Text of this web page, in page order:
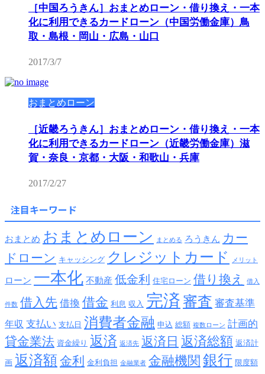
［中国ろうきん］おまとめローン・借り換え・一本
化に利用できるカードローン（中国労働金庫）鳥
取・島根・岡山・広島・山口
2017/3/7
おまとめローン
［近畿ろうきん］おまとめローン・借り換え・一本
化に利用できるカードローン（近畿労働金庫）滋
賀・奈良・京都・大阪・和歌山・兵庫
2017/2/27
注目キーワード
おまとめ おまとめローン まとめる ろうきん カー
ドローン キャッシング クレジットカード メリット
ローン 一本化 不動産 低金利 住宅ローン 借り換え 借入
件数 借入先 借換 借金 利息 収入 完済 審査 審査基準
年収 支払い 支払日 消費者金融 申込 総額 複数ローン 計画的
貸金業法 資金繰り 返済 返済先 返済日 返済総額 返済計
画 返済額 金利 金利負担 金融業者 金融機関 銀行 限度額